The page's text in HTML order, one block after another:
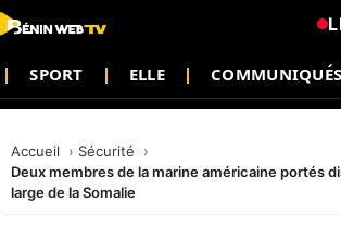
SPORT ELLE COMMUNIQUÉS
Accueil
Sécurité
Deux membres de la marine américaine portés
large de la Somalie